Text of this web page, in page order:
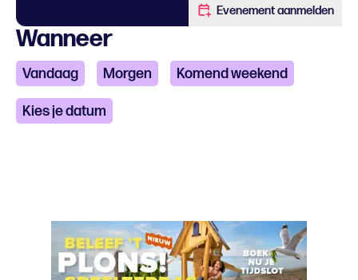
Evenement aanmelden
Wanneer
Vandaag Morgen Komend weekend
Kies je datum